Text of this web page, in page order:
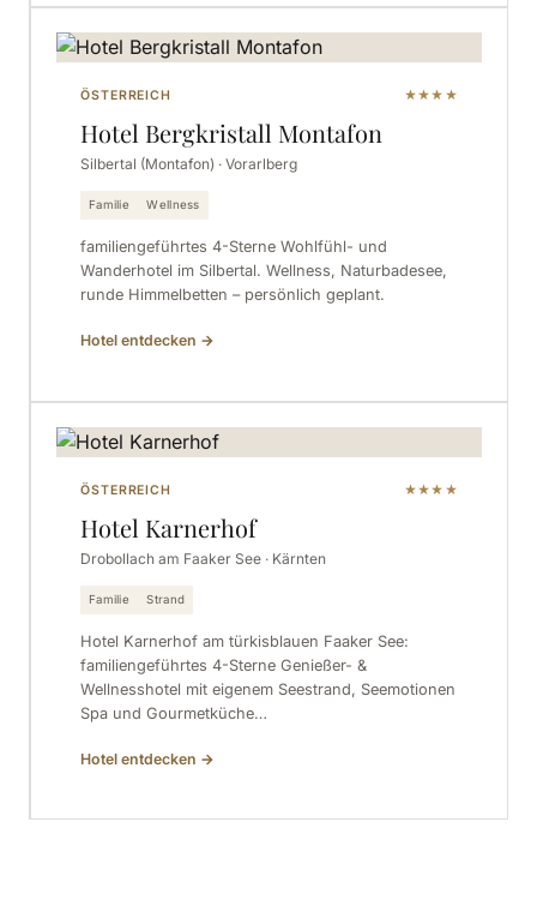
ÖSTERREICH ★★★★
Hotel Bergkristall Montafon
Silbertal (Montafon) · Vorarlberg
Familie Wellness
familiengeführtes 4-Sterne Wohlfühl- und
Wanderhotel im Silbertal. Wellness, Naturbadesee,
runde Himmelbetten – persönlich geplant.
Hotel entdecken →
ÖSTERREICH ★★★★
Hotel Karnerhof
Drobollach am Faaker See · Kärnten
Familie Strand
Hotel Karnerhof am türkisblauen Faaker See:
familiengeführtes 4-Sterne Genießer- &
Wellnesshotel mit eigenem Seestrand, Seemotionen
Spa und Gourmetküche…
Hotel entdecken →